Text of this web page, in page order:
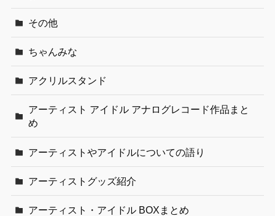
その他
ちゃんみな
アクリルスタンド
アーティスト アイドル アナログレコード作品まと
め
アーティストやアイドルについての語り
アーティストグッズ紹介
アーティスト・アイドル BOXまとめ